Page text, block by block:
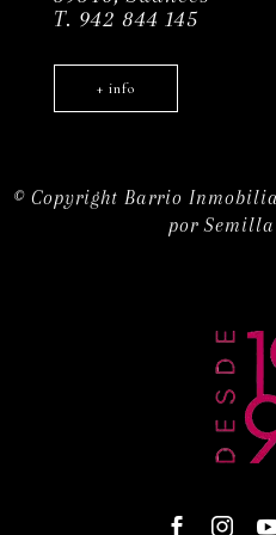
T. 942 844 145
+ info
© Copyright Barrio
porSemilla